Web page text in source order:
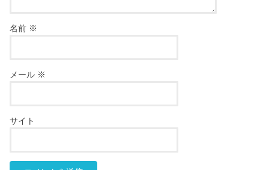
名前 ※
メール ※
サイト